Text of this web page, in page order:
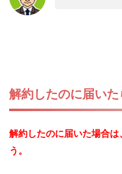
解約したのに届いた
解約したのに届いた場合
う。